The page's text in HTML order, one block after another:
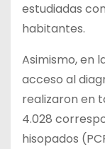
estudiadas
habitantes.
Asimismo, en
acceso al
realizaron en
4.028
hisopados